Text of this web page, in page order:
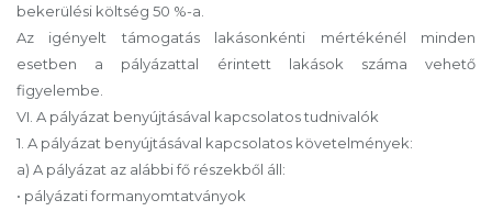
bekerülési költség 50 %-a.
Az igényelt támogatás lakásonkénti mértékénél minden
esetben a pályázattal érintett lakások száma vehető
figyelembe.
VI. A pályázat benyújtásával kapcsolatos tudnivalók
1. A pályázat benyújtásával kapcsolatos követelmények:
a) A pályázat az alábbi fő részekből áll:
• pályázati formanyomtatványok